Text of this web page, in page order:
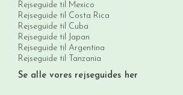
Rejseguide til Mexico
Rejseguide til Costa Rica
Rejseguide til Cuba
Rejseguide til Japan
Rejseguide til Argentina
Rejseguide til Tanzania
Se alle vores rejseguides her